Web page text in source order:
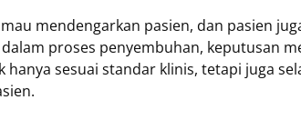
mendengarkan pasien, dan pasien
proses penyembuhan, keputusan
hanya sesuai standar klinis, tetapi juga